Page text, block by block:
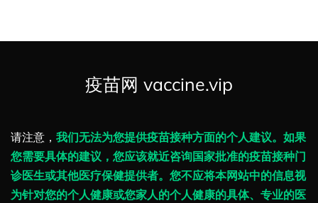
疫苗网 vaccine.vip
请注意， 我们无法为您提供疫苗接种方面的个人建议。如果
您需要具体的建议，您应该就近咨询国家批准的疫苗接种门
诊医生或其他医疗保健提供者。您不应将本网站中的信息视
为针对您的个人健康或您家人的个人健康的具体、专业的医